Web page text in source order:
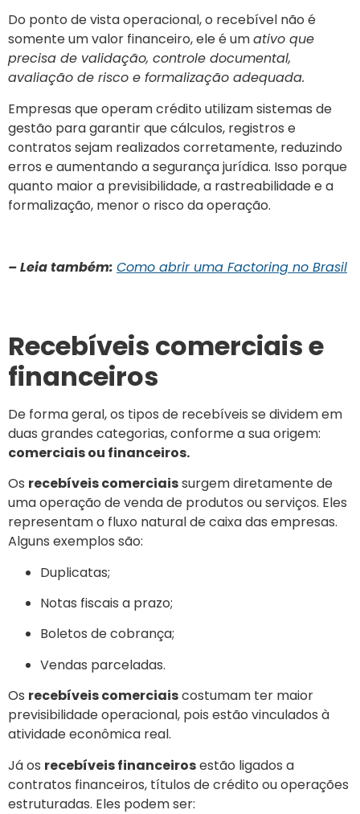
Do ponto de vista operacional, o recebível não é
somente um valor financeiro, ele é umativo que
precisa de validação, controle documental,
avaliação de risco e formalização adequada.
Empresas que operam crédito utilizam sistemas de
gestão para garantir que cálculos, registros e
contratos sejam realizados corretamente, reduzindo
erros e aumentando a segurança jurídica. Isso porque
quanto maior a previsibilidade, a rastreabilidade e a
formalização, menor o risco da operação.
– Leia também: Como abrir uma Factoring no Brasil
Recebíveis comerciais e
financeiros
De forma geral, os tipos de recebíveis se dividem em
duas grandes categorias, conforme a sua origem:
comerciais ou financeiros.
Os recebíveis comerciaissurgem diretamente de
uma operação de venda de produtos ou serviços. Eles
representam o fluxo natural de caixa das empresas.
Alguns exemplos são:
Duplicatas;
Notas fiscais a prazo;
Boletos de cobrança;
Vendas parceladas.
Os recebíveis comerciaiscostumam ter maior
previsibilidade operacional, pois estão vinculados à
atividade econômica real.
Já os recebíveis financeirosestão ligados a
contratos financeiros, títulos de crédito ou operações
estruturadas. Eles podem ser: